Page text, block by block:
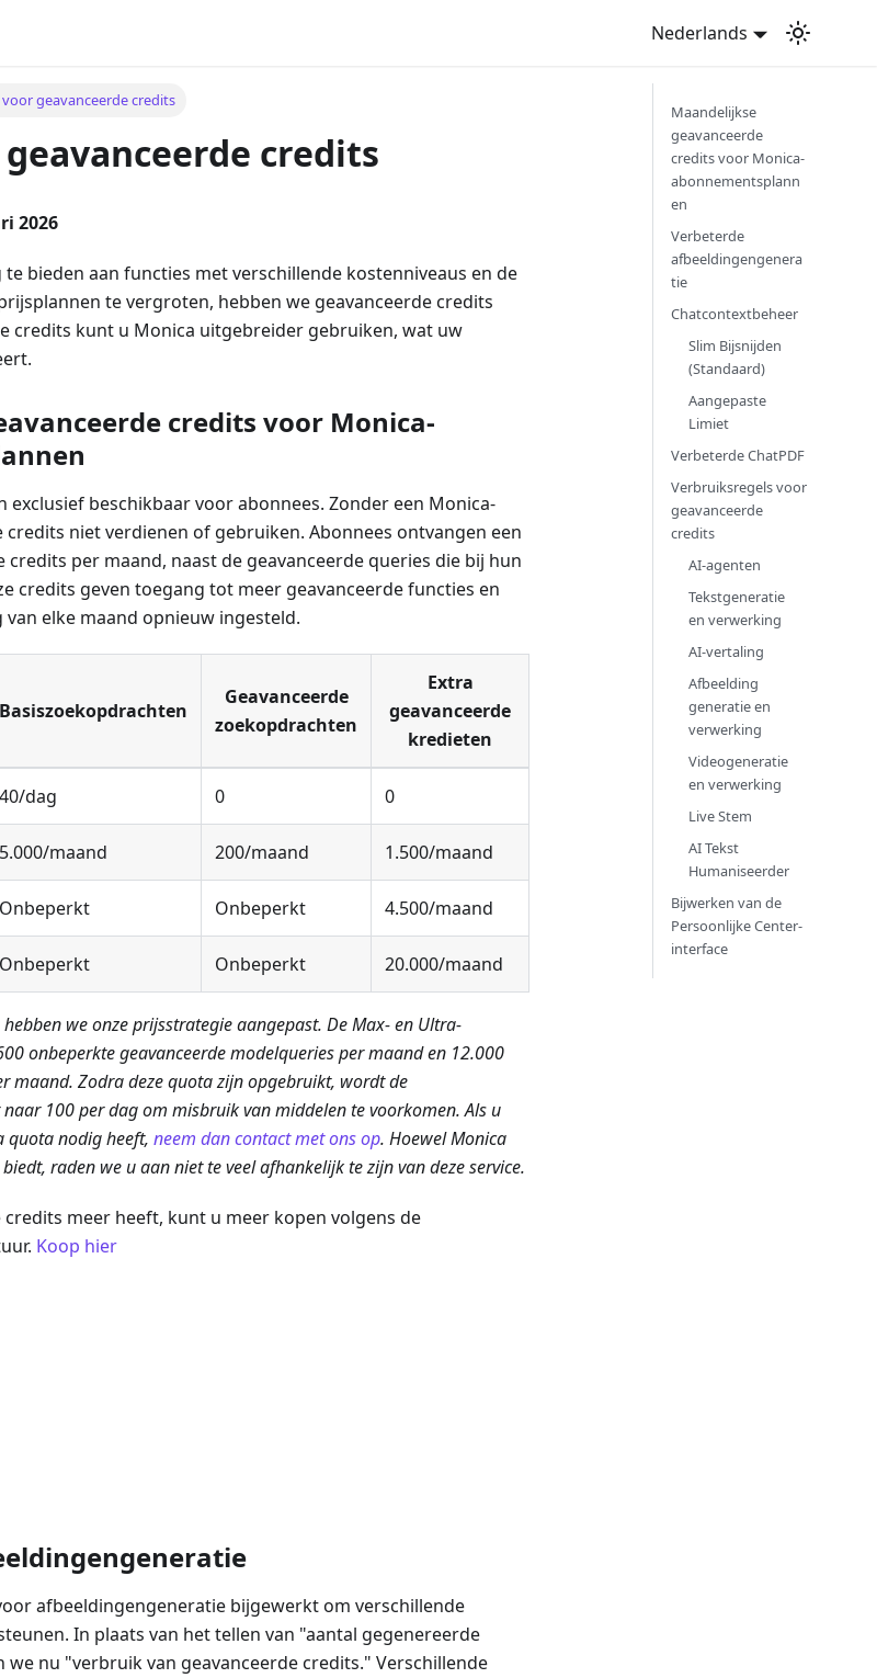
Nederlands
voor geavanceerde credits
credits
2026
bieden aan functies met verschillende kostenniveaus en de
te vergroten, hebben we geavanceerde credits
credits kunt u Monica uitgebreider gebruiken, wat uw
credits voor Monica-
exclusief beschikbaar voor abonnees. Zonder een Monica-
niet verdienen of gebruiken. Abonnees ontvangen een
credits per maand, naast de geavanceerde queries die bij hun
credits geven toegang tot meer geavanceerde functies en
elke maand opnieuw ingesteld.
Basiszoekopdrachten
Geavanceerde
zoekopdrachten
Extra
geavanceerde
kredieten
40/dag 0 0
5.000/maand 200/maand 1.500/maand
Onbeperkt Onbeperkt 4.500/maand
Onbeperkt Onbeperkt 20.000/maand
we onze prijsstrategie aangepast. De Max- en Ultra-
onbeperkte geavanceerde modelqueries per maand en 12.000
maand. Zodra deze quota zijn opgebruikt, wordt de
100 per dag om misbruik van middelen te voorkomen. Als u
quota nodig heeft, neem dan contact met ons op. Hoewel Monica
raden we u aan niet te veel afhankelijk te zijn van deze service.
credits meer heeft, kunt u meer kopen volgens de
Koop hier
afbeeldingengeneratie bijgewerkt om verschillende
In plaats van het tellen van "aantal gegenereerde
nu "verbruik van geavanceerde credits." Verschillende
Maandelijkse
geavanceerde
credits voor Monica-
abonnementsplann
en
Verbeterde
afbeeldingengenera
tie
Chatcontextbeheer
Slim Bijsnijden
(Standaard)
Aangepaste
Limiet
Verbeterde ChatPDF
Verbruiksregels voor
geavanceerde
credits
AI-agenten
Tekstgeneratie
en verwerking
AI-vertaling
Afbeelding
generatie en
verwerking
Videogeneratie
en verwerking
Live Stem
AI Tekst
Humaniseerder
Bijwerken van de
Persoonlijke Center-
interface